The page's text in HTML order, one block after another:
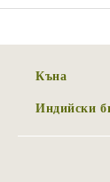
Къна
Индийски